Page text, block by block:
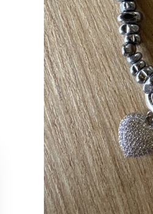
MÜŞTERİ HİZMETLERİ
Bize Ulaşın
Sipariş Takibi
İade ve İptal Koşulları
Satış Noktalarımız